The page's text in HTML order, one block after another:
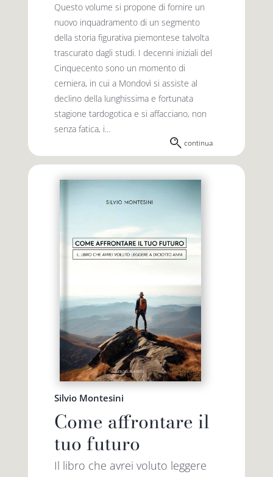
Questo volume si propone di fornire un
nuovo inquadramento di un segmento
della storia figurativa piemontese talvolta
trascurato dagli studi. I decenni iniziali del
Cinquecento sono un momento di
cerniera, in cui a Mondovì si assiste al
declino della lunghissima e fortunata
stagione tardogotica e si affacciano, non
senza fatica, i...
continua
Silvio Montesini
Come affrontare il
tuo futuro
Il libro che avrei voluto leggere